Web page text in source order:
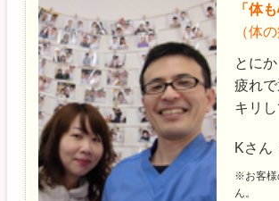
「体
（体
とに
疲れ
キリし
Kさん
※お客様
ん。